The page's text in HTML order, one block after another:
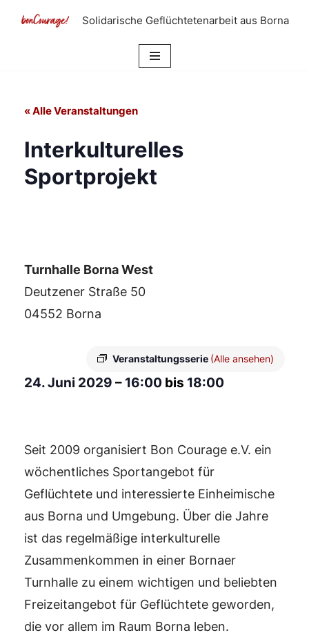
Solidarische Geflüchtetenarbeit aus Borna
« Alle Veranstaltungen
Interkulturelles
Sportprojekt
Turnhalle Borna West
Deutzener Straße 50
04552 Borna
Veranstaltungsserie (Alle ansehen)
24. Juni 2029 – 16:00 bis 18:00
Seit 2009 organisiert Bon Courage e.V. ein
wöchentliches Sportangebot für
Geflüchtete und interessierte Einheimische
aus Borna und Umgebung. Über die Jahre
ist das regelmäßige interkulturelle
Zusammenkommen in einer Bornaer
Turnhalle zu einem wichtigen und beliebten
Freizeitangebot für Geflüchtete geworden,
die vor allem im Raum Borna leben.